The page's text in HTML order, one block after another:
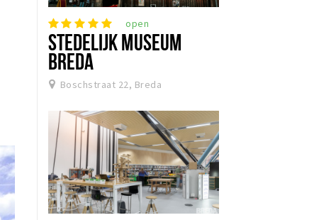
open
STEDELIJK MUSEUM
BREDA
Boschstraat 22, Breda